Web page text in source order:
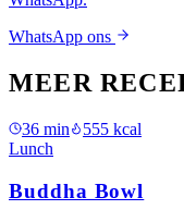
WhatsApp ons
MEER
36 min 555 kcal
Lunch
Buddha Bowl